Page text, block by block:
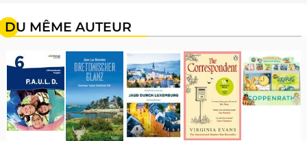
DU MÊME AUTEUR